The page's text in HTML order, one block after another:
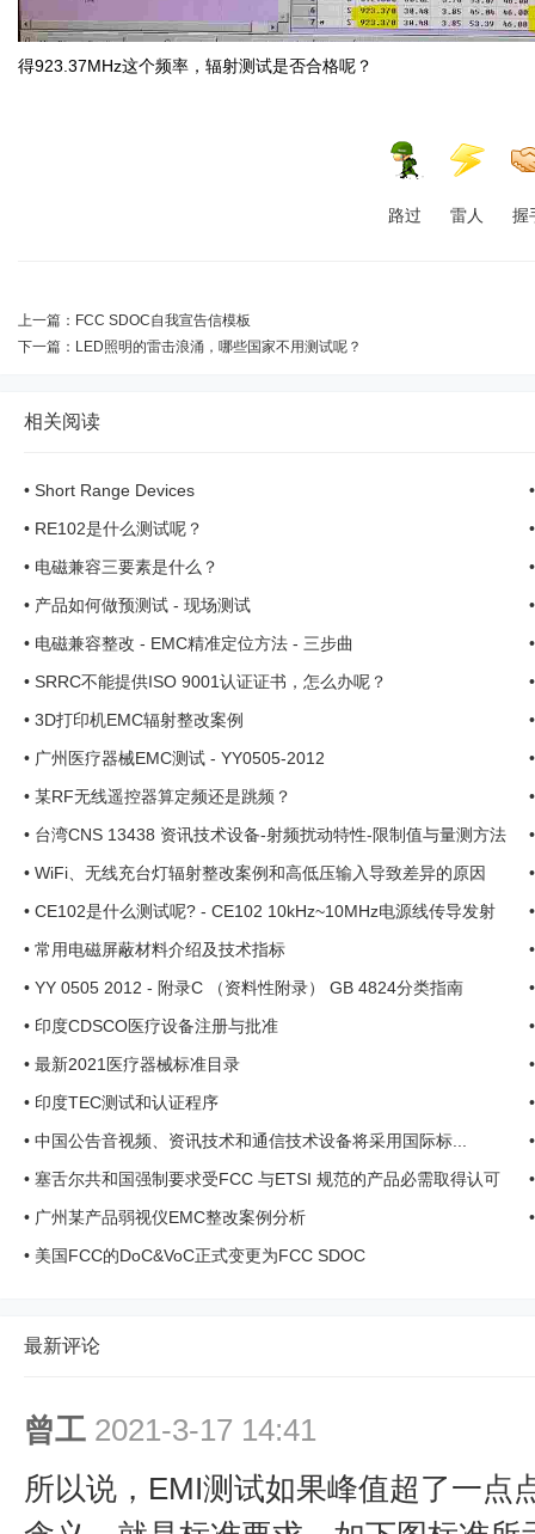
得923.37MHz这个频率，辐射测试是否合格呢？
路过 雷人 握
上一篇： FCC SDOC自我宣告信模板
下一篇： LED照明的雷击浪涌，哪些国家不用测试呢？
相关阅读
• Short Range Devices
• RE102是什么测试呢？
• 电磁兼容三要素是什么？
• 产品如何做预测试 - 现场测试
• 电磁兼容整改 - EMC精准定位方法 - 三步曲
• SRRC不能提供ISO 9001认证证书，怎么办呢？
• 3D打印机EMC辐射整改案例
• 广州医疗器械EMC测试 - YY0505-2012
• 某RF无线遥控器算定频还是跳频？
• 台湾CNS 13438 资讯技术设备-射频扰动特性-限制值与量测方法
• WiFi、无线充台灯辐射整改案例和高低压输入导致差异的原因
• CE102是什么测试呢? - CE102 10kHz~10MHz电源线传导发射
• 常用电磁屏蔽材料介绍及技术指标
• YY 0505 2012 - 附录C （资料性附录） GB 4824分类指南
• 印度CDSCO医疗设备注册与批准
• 最新2021医疗器械标准目录
• 印度TEC测试和认证程序
• 中国公告音视频、资讯技术和通信技术设备将采用国际标...
• 塞舌尔共和国强制要求受FCC 与ETSI 规范的产品必需取得认可
• 广州某产品弱视仪EMC整改案例分析
• 美国FCC的DoC&VoC正式变更为FCC SDOC
最新评论
曾工 2021-3-17 14:41
所以说，EMI测试如果峰值超了一点